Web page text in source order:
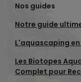
Nos guides
Notre guide
L'aquascaping en
Les Biotopes
Complet pour